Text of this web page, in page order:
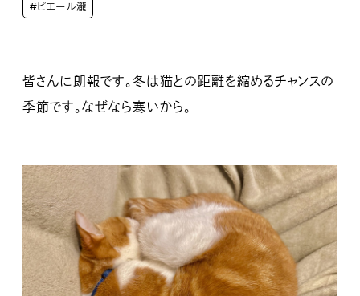
#ピエール瀧
皆さんに朗報です。冬は猫との距離を縮めるチャンスの
季節です。なぜなら寒いから。